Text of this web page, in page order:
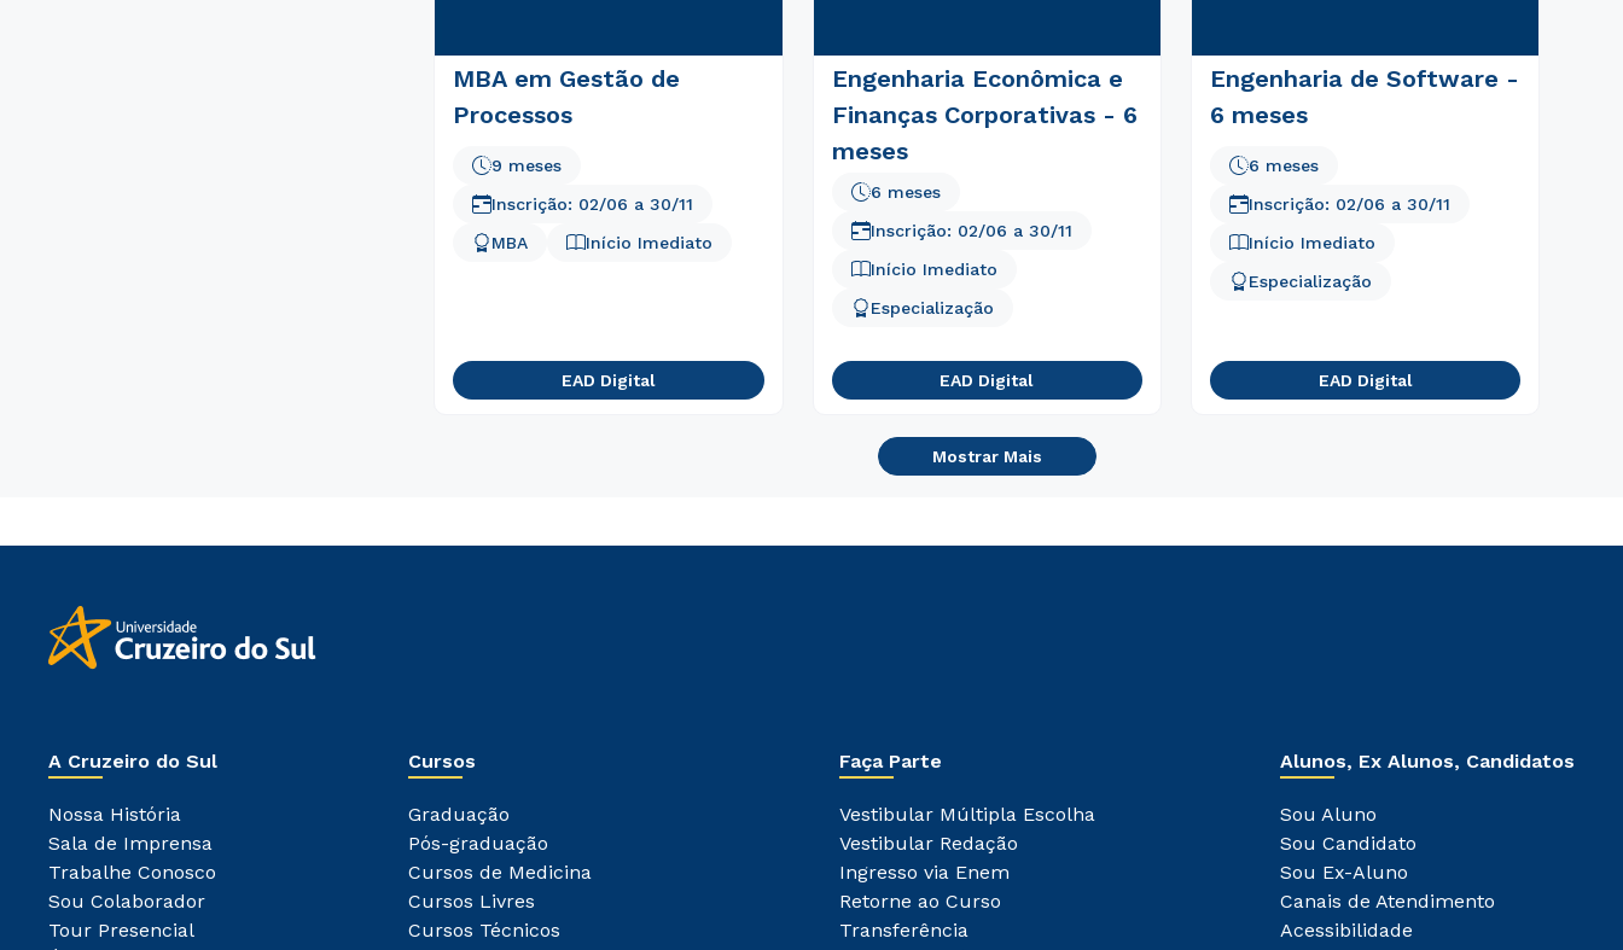
MBA em Gestão de
Processos
MBA
9 meses
Início Imediato
Inscrição: 02/06 a 30/11
EAD Digital
Engenharia Econômica e
Finanças Corporativas - 6
meses
Início Imediato
6 meses
Especialização
Inscrição: 02/06 a 30/11
EAD Digital
Engenharia de Software -
6 meses
Início Imediato
6 meses
Especialização
Inscrição: 02/06 a 30/11
EAD Digital
Mostrar Mais
A Cruzeiro do Sul
Nossa História
Sala de Imprensa
Trabalhe Conosco
Sou Colaborador
Tour Presencial
Cursos
Graduação
Pós-graduação
Cursos de Medicina
Cursos Livres
Cursos Técnicos
Faça Parte
Vestibular Múltipla Escolha
Vestibular Redação
Ingresso via Enem
Retorne ao Curso
Transferência
Alunos, Ex Alunos, Candidatos
Sou Aluno
Sou Candidato
Sou Ex-Aluno
Canais de Atendimento
Acessibilidade